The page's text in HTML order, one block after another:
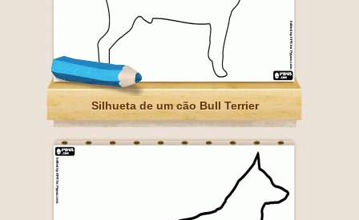
Silhueta de um cão Bull Terrier